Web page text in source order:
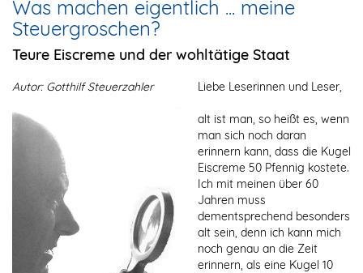
Was machen eigentlich ... meine
Steuergroschen?
Teure Eiscreme und der wohltätige Staat
Autor: Gotthilf Steuerzahler Liebe Leserinnen und Leser,
alt ist man, so heißt es, wenn
man sich noch daran
erinnern kann, dass die Kugel
Eiscreme 50 Pfennig kostete.
Ich mit meinen über 60
Jahren muss
dementsprechend besonders
alt sein, denn ich kann mich
noch genau an die Zeit
erinnern, als eine Kugel 10